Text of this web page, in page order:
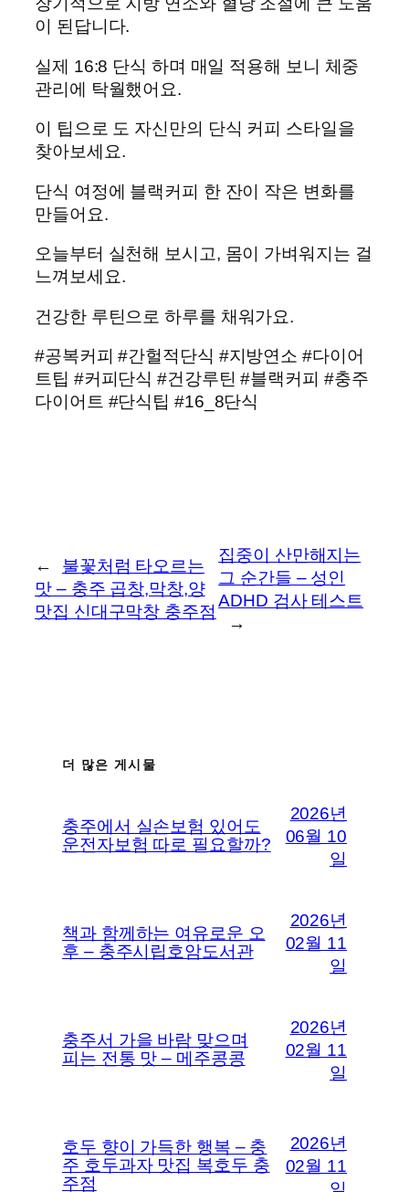
이 된답니다.
실제 16:8 단식 하며 매일 적용해 보니 체중
관리에 탁월했어요.
이 팁으로 도 자신만의 단식 커피 스타일을
찾아보세요.
단식 여정에 블랙커피 한 잔이 작은 변화를
만들어요.
오늘부터 실천해 보시고, 몸이 가벼워지는 걸
느껴보세요.
건강한 루틴으로 하루를 채워가요.
#공복커피 #간헐적단식 #지방연소 #다이어
트팁 #커피단식 #건강루틴 #블랙커피 #충주
다이어트 #단식팁 #16_8단식
←
불꽃처럼 타오르는
맛 – 충주 곱창,막창,양
맛집 신대구막창 충주점
집중이 산만해지는
그 순간들 – 성인
ADHD 검사 테스트
→
더 많은 게시물
충주에서 실손보험 있어도
운전자보험 따로 필요할까?
2026년
06월 10
일
책과 함께하는 여유로운 오
후 – 충주시립호암도서관
2026년
02월 11
일
충주서 가을 바람 맞으며
피는 전통 맛 – 메주콩콩
2026년
02월 11
일
호두 향이 가득한 행복 – 충
주 호두과자 맛집 복호두 충
주점
2026년
02월 11